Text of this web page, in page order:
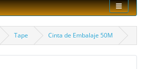
Tape Cinta de Embalaje 50M